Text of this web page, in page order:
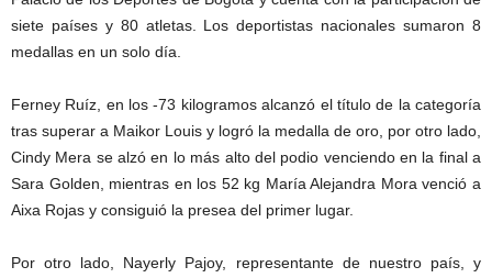
siete países y 80 atletas. Los deportistas nacionales sumaron 8
medallas en un solo día.
Ferney Ruíz, en los -73 kilogramos alcanzó el título de la categoría
tras superar a Maikor Louis y logró la medalla de oro, por otro lado,
Cindy Mera se alzó en lo más alto del podio venciendo en la final a
Sara Golden, mientras en los 52 kg María Alejandra Mora venció a
Aixa Rojas y consiguió la presea del primer lugar.
Por otro lado, Nayerly Pajoy, representante de nuestro país, y